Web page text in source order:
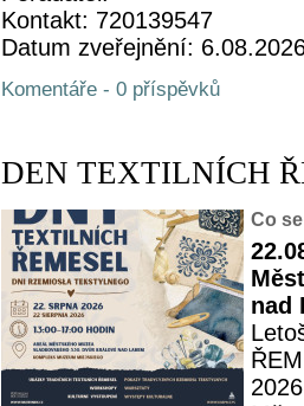
Kontakt: 720139547
Datum zveřejnění:
Komentáře - 0 příspěvků
DEN TEXTILNÍCH
Co
nad